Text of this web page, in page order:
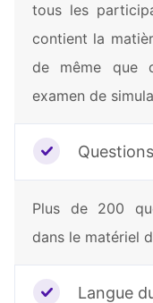
tous les
contient la
de même que
examen de
Plus de 200
dans le matériel
Langue